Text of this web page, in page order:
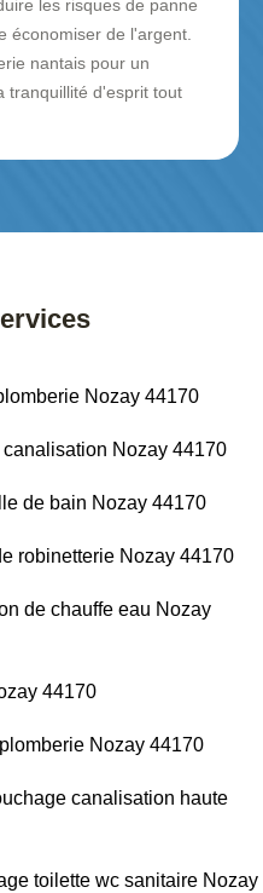
les risques de panne
économiser de l'argent.
nantais pour un
tranquillité d'esprit tout
Nozay 44170
Nozay 44170
de bain Nozay 44170
robinetterie Nozay 44170
de chauffe eau Nozay
44170
Nozay 44170
canalisation haute
toilette wc sanitaire Nozay